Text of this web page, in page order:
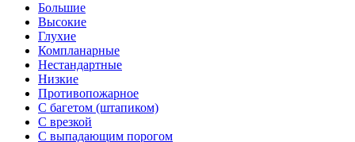
Большие
Высокие
Глухие
Компланарные
Нестандартные
Низкие
Противопожарное
С багетом (штапиком)
С врезкой
С выпадающим порогом